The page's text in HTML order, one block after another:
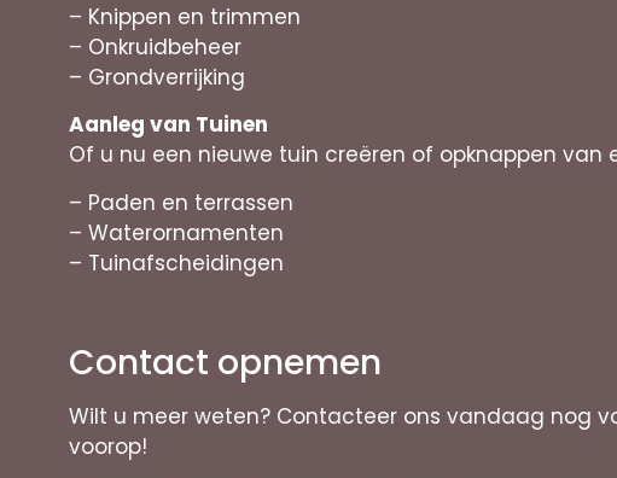
– Knippen en trimmen
– Onkruidbeheer
– Grondverrijking
Aanleg van Tuinen
Of u nu een nieuwe tuin creëren of opknappen
– Paden en terrassen
– Waterornamenten
– Tuinafscheidingen
Contact opnemen
Wilt u meer weten? Contacteer ons vandaag nog
voorop!